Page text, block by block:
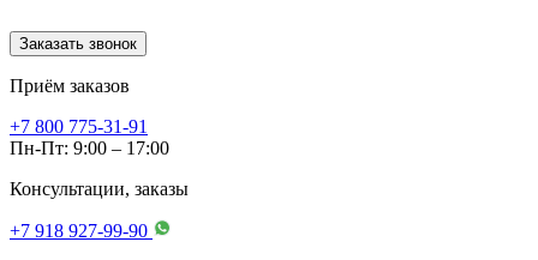
Заказать звонок
Приём заказов
+7 800 775-31-91
Пн-Пт: 9:00 – 17:00
Консультации, заказы
+7 918 927-99-90